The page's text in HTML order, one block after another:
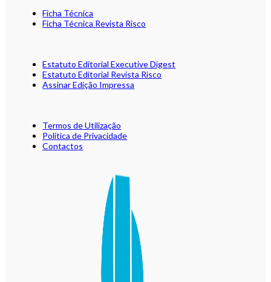
Ficha Técnica
Ficha Técnica Revista Risco
Estatuto Editorial Executive Digest
Estatuto Editorial Revista Risco
Assinar Edição Impressa
Termos de Utilização
Política de Privacidade
Contactos